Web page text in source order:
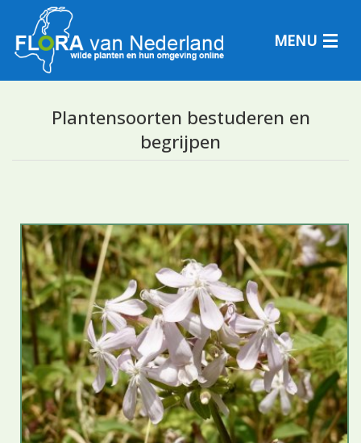
MENU
Determineren
Plantensoorten bestuderen en
begrijpen